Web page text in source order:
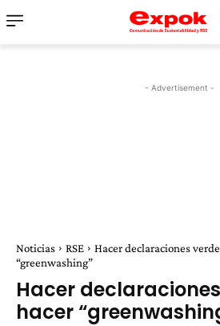
- Advertisement -
Noticias RSE
Hacer declaraciones
“greenwashing”
Hacer
hacer